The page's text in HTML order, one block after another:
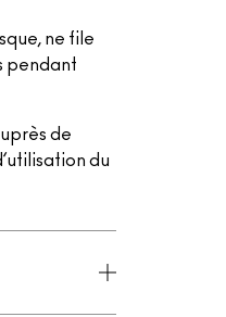
ne file
pendant
de
du